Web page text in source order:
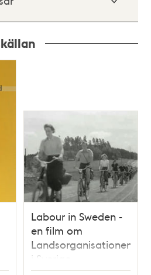
Labour in Sweden -
en film om
Landsorganisationen
i Sverige